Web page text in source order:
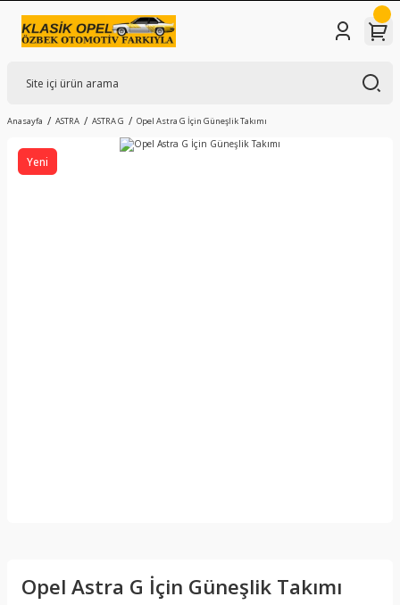
Anasayfa ASTRA ASTRA G Opel Astra G İçin Güneşlik Takımı
Yeni
Opel Astra G İçin Güneşlik Takımı